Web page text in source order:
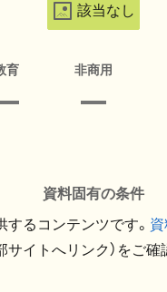
該当なし
育 非商用
資料固有の条件
るコンテンツです。
サイトへリンク）をご確